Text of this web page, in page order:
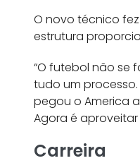
O novo técnico
estrutura
“O futebol não se
tudo um
pegou o America
Agora é
Carreira